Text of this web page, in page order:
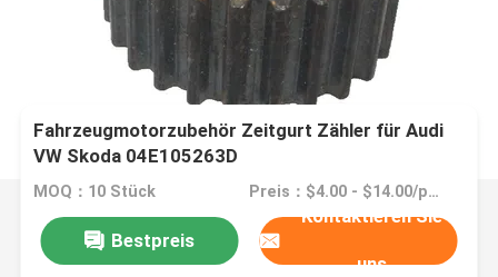
Fahrzeugmotorzubehör Zeitgurt Zähler für Audi
VW Skoda 04E105263D
MOQ：10 Stück Preis：$4.00 - $14.00/pieces
Bestpreis
Kontaktieren Sie
uns